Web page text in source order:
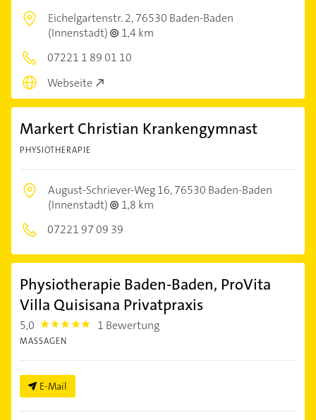
Eichelgartenstr. 2,76530 Baden-Baden
(Innenstadt)
1,4 km
07221 1 89 01 10
Webseite
Markert Christian Krankengymnast
PHYSIOTHERAPIE
August-Schriever-Weg 16,76530 Baden-Baden
(Innenstadt)
1,8 km
07221 97 09 39
Physiotherapie Baden-Baden, ProVita
Villa Quisisana Privatpraxis
5,0 5.0 1 Bewertung
MASSAGEN
E-Mail